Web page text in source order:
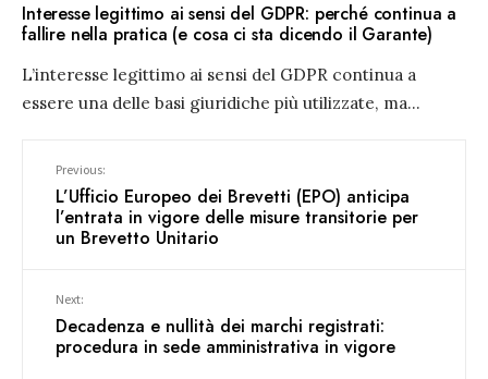
Interesse legittimo ai sensi del GDPR: perché continua a
fallire nella pratica (e cosa ci sta dicendo il Garante)
L’interesse legittimo ai sensi del GDPR continua a
essere una delle basi giuridiche più utilizzate, ma...
Previous:
L’Ufficio Europeo dei Brevetti (EPO) anticipa
l’entrata in vigore delle misure transitorie per
un Brevetto Unitario
Next:
Decadenza e nullità dei marchi registrati:
procedura in sede amministrativa in vigore